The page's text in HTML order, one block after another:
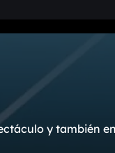
y también